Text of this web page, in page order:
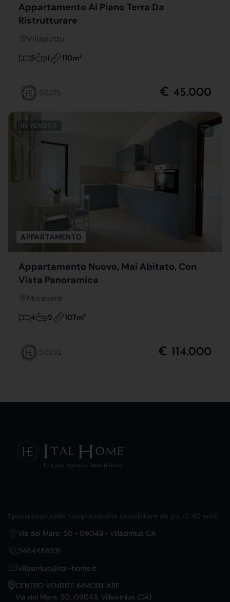
Appartamento Al Piano Terra Da
Ristrutturare
Villaputzu
5 1 110m2
50373 € 45.000
IN VENDITA
APPARTAMENTO
Appartamento Nuovo, Mai Abitato, Con
Vista Panoramica
Muravera
4 2 107m2
50292 € 114.000
Specializzati nella compravendita immobiliare da più di 40 anni.
Via del Mare, 50 • 09043 • Villasimius CA
3484486531
villasimius@ital-home.it
CENTRO VENDITE IMMOBILIARE
Via del Mare, 50, 09043, Villasimius (CA)